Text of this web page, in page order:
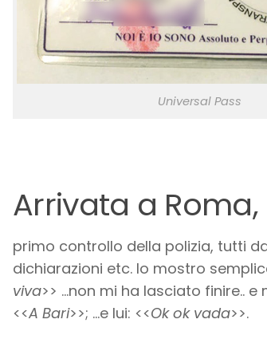
Universal Pass
Arrivata a Roma,
primo controllo della polizia, tutti
dichiarazioni etc. Io mostro
viva>> …non mi ha lasciato finire.. e
<<A Bari>>; …e lui: <<Ok ok vada>>.